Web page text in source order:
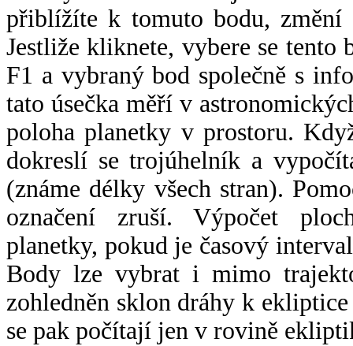
přiblížíte k tomuto bodu,
Jestliže kliknete, vybere se tento
F1 a vybraný bod společně s
tato úsečka měří v
poloha planetky v prostoru.
dokreslí se trojúhelník a
(známe délky všech stran).
označení zruší. Výpočet
planetky, pokud je časový
Body lze vybrat i mimo
zohledněn sklon dráhy k
se pak počítají jen v rovině